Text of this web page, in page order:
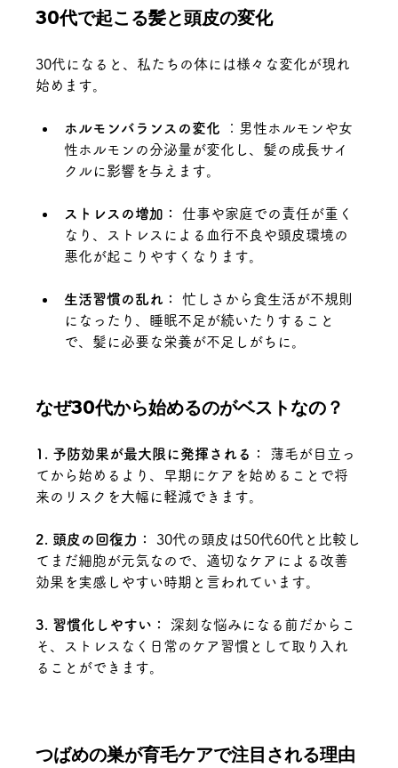
30代で起こる髪と頭皮の変化
30代になると、私たちの体には様々な変化が現れ
始めます。
ホルモンバランスの変化 ：男性ホルモンや女
性ホルモンの分泌量が変化し、髪の成長サイ
クルに影響を与えます。
ストレスの増加：
仕事や家庭での責任が重く
なり、ストレスによる血行不良や頭皮環境の
悪化が起こりやすくなります。
生活習慣の乱れ：
忙しさから食生活が不規則
になったり、睡眠不足が続いたりすること
で、髪に必要な栄養が不足しがちに。
なぜ30代から始めるのがベストなの？
1. 予防効果が最大限に発揮される：
薄毛が目立っ
てから始めるより、早期にケアを始めることで将
来のリスクを大幅に軽減できます。
2. 頭皮の回復力：
30代の頭皮は50代60代と比較し
てまだ細胞が元気なので、適切なケアによる改善
効果を実感しやすい時期と言われています。
3. 習慣化しやすい：
深刻な悩みになる前だからこ
そ、ストレスなく日常のケア習慣として取り入れ
ることができます。
つばめの巣が育毛ケアで注目される理由